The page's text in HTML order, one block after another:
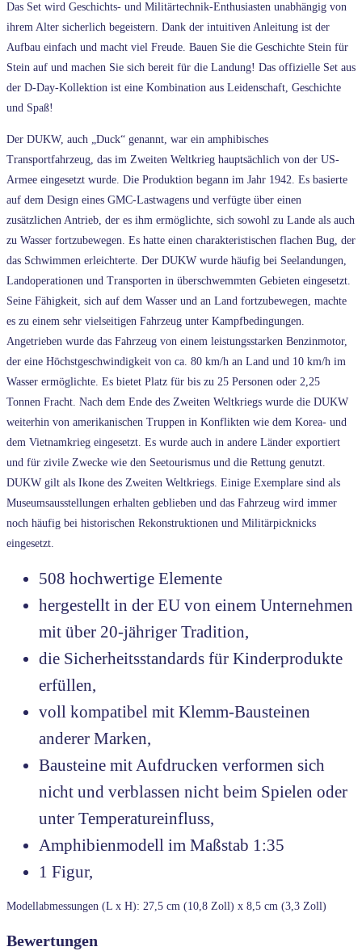
Das Set wird Geschichts- und Militärtechnik-Enthusiasten unabhängig von
ihrem Alter sicherlich begeistern. Dank der intuitiven Anleitung ist der
Aufbau einfach und macht viel Freude. Bauen Sie die Geschichte Stein für
Stein auf und machen Sie sich bereit für die Landung! Das offizielle Set aus
der D-Day-Kollektion ist eine Kombination aus Leidenschaft, Geschichte
und Spaß!
Der DUKW, auch „Duck“ genannt, war ein amphibisches
Transportfahrzeug, das im Zweiten Weltkrieg hauptsächlich von der US-
Armee eingesetzt wurde. Die Produktion begann im Jahr 1942. Es basierte
auf dem Design eines GMC-Lastwagens und verfügte über einen
zusätzlichen Antrieb, der es ihm ermöglichte, sich sowohl zu Lande als auch
zu Wasser fortzubewegen. Es hatte einen charakteristischen flachen Bug, der
das Schwimmen erleichterte. Der DUKW wurde häufig bei Seelandungen,
Landoperationen und Transporten in überschwemmten Gebieten eingesetzt.
Seine Fähigkeit, sich auf dem Wasser und an Land fortzubewegen, machte
es zu einem sehr vielseitigen Fahrzeug unter Kampfbedingungen.
Angetrieben wurde das Fahrzeug von einem leistungsstarken Benzinmotor,
der eine Höchstgeschwindigkeit von ca. 80 km/h an Land und 10 km/h im
Wasser ermöglichte. Es bietet Platz für bis zu 25 Personen oder 2,25
Tonnen Fracht. Nach dem Ende des Zweiten Weltkriegs wurde die DUKW
weiterhin von amerikanischen Truppen in Konflikten wie dem Korea- und
dem Vietnamkrieg eingesetzt. Es wurde auch in andere Länder exportiert
und für zivile Zwecke wie den Seetourismus und die Rettung genutzt.
DUKW gilt als Ikone des Zweiten Weltkriegs. Einige Exemplare sind als
Museumsausstellungen erhalten geblieben und das Fahrzeug wird immer
noch häufig bei historischen Rekonstruktionen und Militärpicknicks
eingesetzt.
508 hochwertige Elemente
hergestellt in der EU von einem Unternehmen
mit über 20-jähriger Tradition,
die Sicherheitsstandards für Kinderprodukte
erfüllen,
voll kompatibel mit Klemm-Bausteinen
anderer Marken,
Bausteine mit Aufdrucken verformen sich
nicht und verblassen nicht beim Spielen oder
unter Temperatureinfluss,
Amphibienmodell im Maßstab 1:35
1 Figur,
Modellabmessungen (L x H): 27,5 cm (10,8 Zoll) x 8,5 cm (3,3 Zoll)
Bewertungen